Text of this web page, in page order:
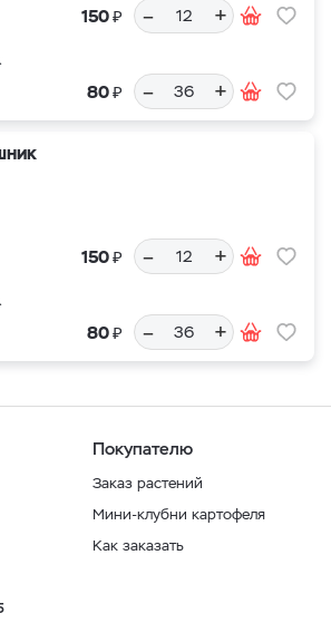
150₽ – +
80₽ – +
150₽ – +
80₽ – +
Покупателю
Заказ растений
Мини-клубни картофеля
Как заказать